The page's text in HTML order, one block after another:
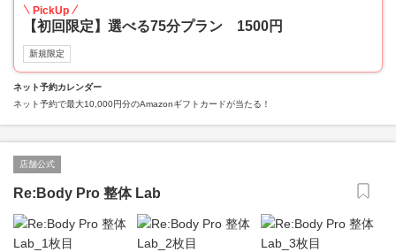
PickUp
【初回限定】選べる75分プラン 1500円
新規限定
ネット予約カレンダー
ネット予約で最大10,000円分のAmazonギフトカードが当たる！
店舗公式
Re:Body Pro 整体 Lab